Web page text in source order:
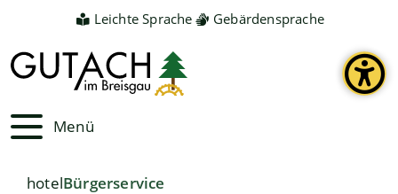
Leichte Sprache Gebärdensprache
Menü
hotelBürgerservice